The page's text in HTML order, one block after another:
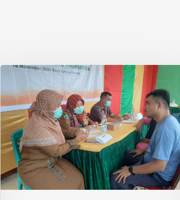
Asian
&
Tanoto
Foundation
Gelar
Sehat
Bersama
di
Desa